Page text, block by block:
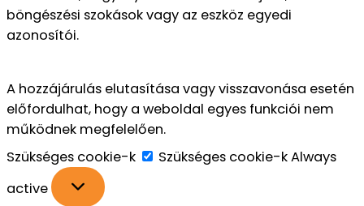
böngészési szokások vagy az eszköz egyedi
azonosítói.
A hozzájárulás elutasítása vagy visszavonása esetén
előfordulhat, hogy a weboldal egyes funkciói nem
működnek megfelelően.
Szükséges cookie-k
Szükséges cookie-kAlways
active